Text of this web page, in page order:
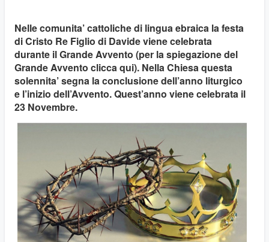
Nelle comunita’ cattoliche di lingua ebraica la festa
di Cristo Re Figlio di Davide viene celebrata
durante il Grande Avvento (per la spiegazione del
Grande Avvento clicca qui). Nella Chiesa questa
solennita’ segna la conclusione dell’anno liturgico
e l’inizio dell’Avvento. Quest’anno viene celebrata il
23 Novembre.